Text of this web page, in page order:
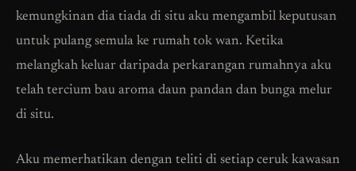
kemungkinan dia tiada di situ aku mengambil keputusan
untuk pulang semula ke rumah tok wan. Ketika
melangkah keluar daripada perkarangan rumahnya aku
telah tercium bau aroma daun pandan dan bunga melur
di situ.
Aku memerhatikan dengan teliti di setiap ceruk kawasan